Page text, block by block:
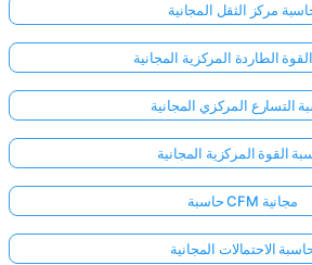
مركز الثقل المجانية
الطاردة المركزية المجانية
التسارع المركزي المجانية
القوة المركزية المجانية
حاسبة CFM مجانية
الاحتمالات المجانية